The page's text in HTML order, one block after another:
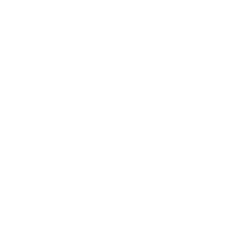
App του Διεθνούς
- Ενοποίηση συστήματος